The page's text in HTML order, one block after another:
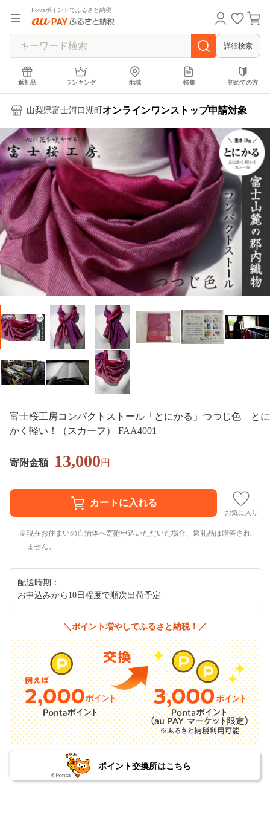
Pontaポイントでふるさと納税
詳細検索
返礼品 ランキング 地域 特集 初めての方
山梨県富士河口湖町 オンラインワンストップ申請対象
富士桜工房コンパクトストール「とにかる」つつじ色 とに
かく軽い！（スカーフ） FAA4001
寄附金額 13,000円
お気に入り
現在お住まいの自治体へ寄附申込いただいた場合、返礼品は贈答され
ません。
配送時期：
お申込みから10日程度で順次出荷予定
＼ポイント増やしてふるさと納税！／
ポイント交換所はこちら